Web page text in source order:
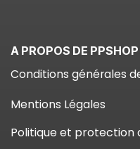
A PROPOS DE PPSHOP
Conditions générales
Mentions Légales
Politique et protection